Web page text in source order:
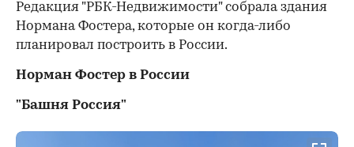
Редакция "РБК-Недвижимости" собрала здания
Нормана Фостера, которые он когда-либо
планировал построить в России.
Норман Фостер в России
"Башня Россия"